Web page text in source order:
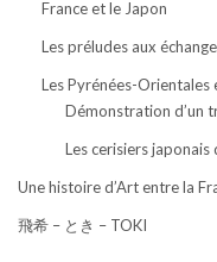
France et le Japon
Les préludes aux
Les Pyrénées-Orientales
Démonstration d’un
Les cerisiers japonais
Une histoire d’Art entre la
飛希 – とき – TOKI